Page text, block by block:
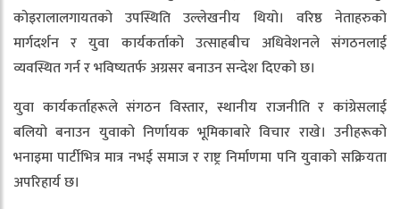
कोइरालालगायतको उपस्थिति उल्लेखनीय थियो। वरिष्ठ नेताहरुको
मार्गदर्शन र युवा कार्यकर्ताको उत्साहबीच अधिवेशनले संगठनलाई
व्यवस्थित गर्न र भविष्यतर्फ अग्रसर बनाउन सन्देश दिएको छ।
युवा कार्यकर्ताहरूले संगठन विस्तार, स्थानीय राजनीति र कांग्रेसलाई
बलियो बनाउन युवाको निर्णायक भूमिकाबारे विचार राखे। उनीहरूको
भनाइमा पार्टीभित्र मात्र नभई समाज र राष्ट्र निर्माणमा पनि युवाको सक्रियता
अपरिहार्य छ।